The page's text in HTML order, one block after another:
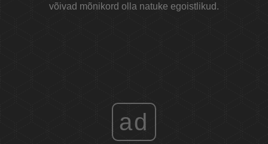
võivad mõnikord olla natuke egoistlikud.
ad